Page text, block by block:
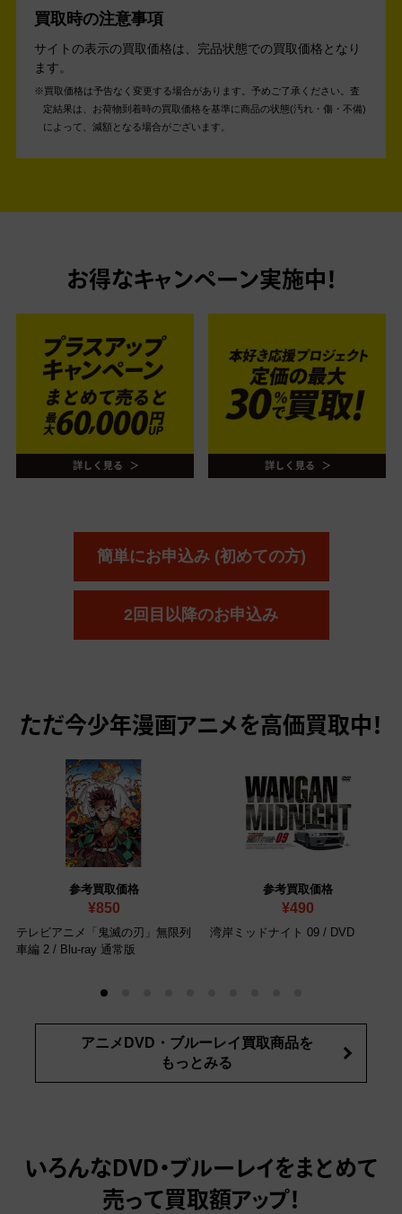
買取時の注意事項
サイトの表示の買取価格は、完品状態での買取価格となり
ます。
買取価格は予告なく変更する場合があります。予めご了承ください。 査
定結果は、お荷物到着時の買取価格を基準に商品の状態(汚れ・傷・不備)
によって、減額となる場合がございます。
お得なキャンペーン実施中！
簡単にお申込み (初めての方)
2回目以降のお申込み
ただ今少年漫画アニメを高価買取中！
参考買取価格
¥850
テレビアニメ「鬼滅の刃」無限列
車編 2 / Blu-ray 通常版
参考買取価格
¥490
湾岸ミッドナイト 09 / DVD
アニメDVD・ブルーレイ買取商品を
もっとみる
いろんなDVD・ブルーレイをまとめて
売って買取額アップ！